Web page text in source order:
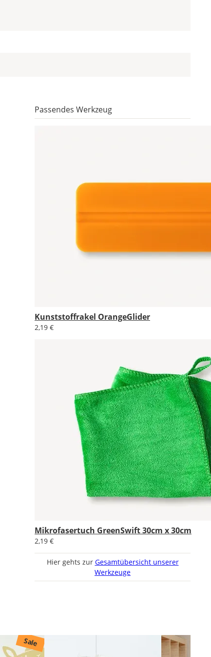
Passendes Werkzeug
Kunststoffrakel OrangeGlider
2,19 €
Mikrofasertuch GreenSwift 30cm x 30cm
2,19 €
Hier gehts zur Gesamtübersicht unserer
Werkzeuge
Sale